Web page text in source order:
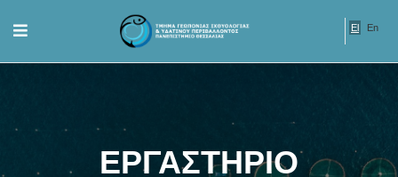
El En
ΕΡΓΑΣΤΗΡΙΟ